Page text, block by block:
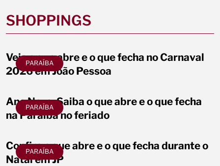
SHOPPINGS
PARAÍBA
Veja o que abre e o que fecha no Carnaval
2026 em João Pessoa
PARAÍBA
Ano Novo: Saiba o que abre e o que fecha
na Paraíba no feriado
PARAÍBA
Confira o que abre e o que fecha durante o
Natal em JP